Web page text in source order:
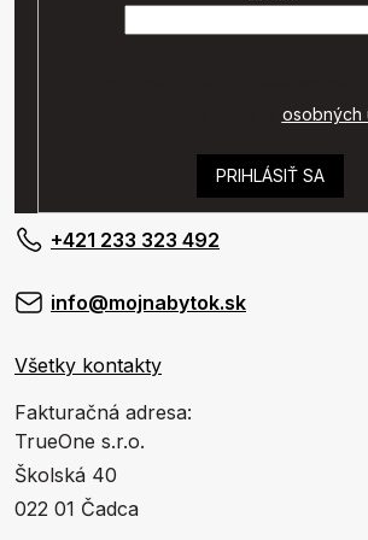
osobných
PRIHLÁSIŤ SA
+421 233 323 492
info@mojnabytok.sk
Všetky kontakty
Fakturačná adresa:
TrueOne s.r.o.
Školská 40
022 01 Čadca